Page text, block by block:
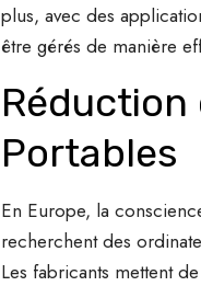
plus, avec des
être gérés de manière
Réduction
Portables
En Europe, la
recherchent des
Les fabricants mettent